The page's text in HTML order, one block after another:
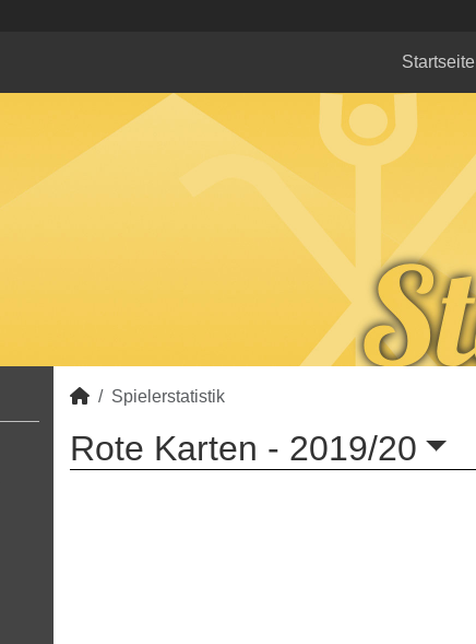
Startseite
Spielerstatistik
Rote Karten - 2019/20